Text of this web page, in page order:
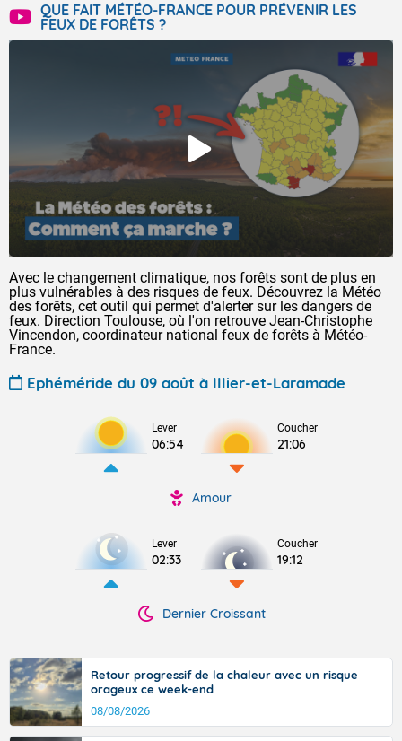
QUE FAIT MÉTÉO-FRANCE POUR PRÉVENIR LES
FEUX DE FORÊTS ?
Avec le changement climatique, nos forêts sont de plus en
plus vulnérables à des risques de feux. Découvrez la Météo
des forêts, cet outil qui permet d'alerter sur les dangers de
feux. Direction Toulouse, où l'on retrouve Jean-Christophe
Vincendon, coordinateur national feux de forêts à Météo-
France.
Ephéméride du 09 août à Illier-et-Laramade
Lever
06:54
Coucher
21:06
Amour
Lever
02:33
Coucher
19:12
Dernier Croissant
Retour progressif de la chaleur avec un risque
orageux ce week-end
08/08/2026